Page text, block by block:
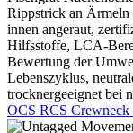
Rippstrick an
innen angeraut,
Hilfsstoffe, LCA-
Bewertung der
Lebenszyklus,
trocknergeeignet bei
OCS RCS